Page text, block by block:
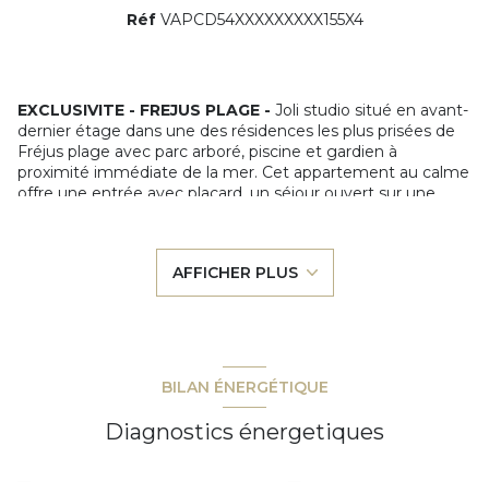
Réf VAPCD54XXXXXXXXX155X4
EXCLUSIVITE - FREJUS PLAGE - Joli studio situé en avant-
dernier étage dans une des résidences les plus prisées de
Fréjus plage avec parc arboré, piscine et gardien à
proximité immédiate de la mer. Cet appartement au calme
offre une entrée avec placard, un séjour ouvert sur une
séjour particulièrement bien agencé permet de créer un
coin nuit (possibilité d'accueillir 4 couchages). Une place de
parking en sous-sol et une cave sont vendues avec cet
930 lots. Charges prévisionnelles annuelles : 1095 €.
AFFICHER PLUS
BILAN ÉNERGÉTIQUE
Diagnostics énergetiques